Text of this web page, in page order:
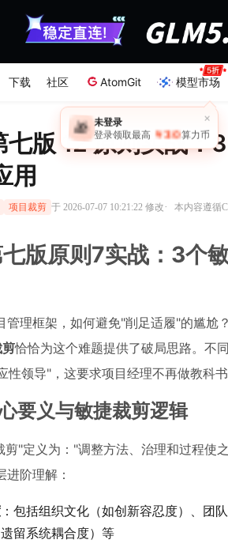
下载 社区 AtomGit 模型市场
×
🎁 未登录
登录领取最高 ￥30 算力币
七版 12 原则实战：
用
项目裁剪 于 2026-07-07 10:21:22 修改· 本内容遵循
版原则7实战：3个
管理框架，如何避免"削足适履"的尴尬
恰恰为这个难题提供了破局思路。不
性领导"，这要求项目经理不再做教科
要义与敏捷裁剪逻辑
剪"定义为："调整方法、治理和过程使
进阶理解：
：包括组织文化（如创新容忍度）、
留系统耦合度）等